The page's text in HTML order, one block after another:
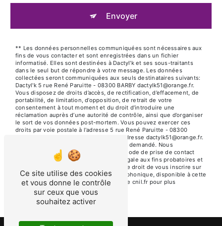
Envoyer
** Les données personnelles communiquées sont nécessaires aux
fins de vous contacter et sont enregistrées dans un fichier
informatisé. Elles sont destinées à Dactyl'k et ses sous-traitants
dans le seul but de répondre à votre message. Les données
collectées seront communiquées aux seuls destinataires suivants:
Dactyl'k 5 rue René Paruitte - 08300 BARBY dactylk51@orange.fr.
Vous disposez de droits d’accès, de rectification, d’effacement, de
portabilité, de limitation, d’opposition, de retrait de votre
consentement à tout moment et du droit d’introduire une
réclamation auprès d’une autorité de contrôle, ainsi que d’organiser
le sort de vos données post-mortem. Vous pouvez exercer ces
droits par voie postale à l'adresse 5 rue René Paruitte - 08300
BARBY ou par courrier électronique à l'adresse dactylk51@orange.fr.
Un justificatif d'identité pourra vous être demandé. Nous
conservons vos données pendant la période de prise de contact
puis pendant la durée de prescription légale aux fins probatoires et
de gestion des contentieux. Vous avez le droit de vous inscrire sur
la liste d'opposition au démarchage téléphonique, disponible à cette
adresse: Bloctel.gouv.fr . Consultez le site cnil.fr pour plus
d’informations sur vos droits.
Ce site utilise des cookies
et vous donne le contrôle
sur ceux que vous
souhaitez activer